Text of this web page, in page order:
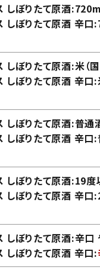
しぼりたて原酒
しぼりたて原酒 辛
ぼりたて原酒:米（
ぼりたて原酒 辛口:
しぼりたて原酒:普通
しぼりたて原酒 辛口
しぼりたて原酒:19
しぼりたて原酒 辛
しぼりたて原酒:辛口
しぼりたて原酒 辛口: